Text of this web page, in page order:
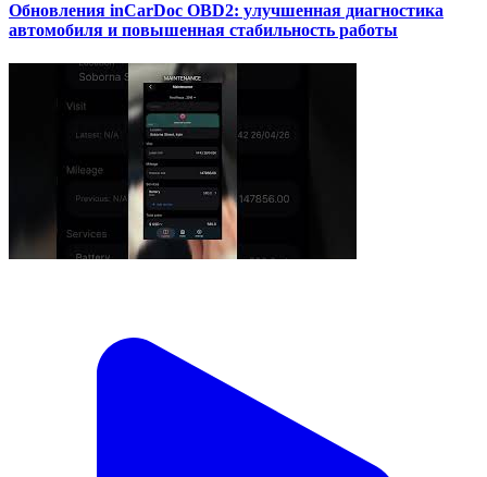
Обновления inCarDoc OBD2: улучшенная диагностика
автомобиля и повышенная стабильность работы